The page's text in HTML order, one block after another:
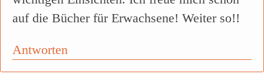
auf die Bücher für Erwachsene! Weiter so!!
Antworten